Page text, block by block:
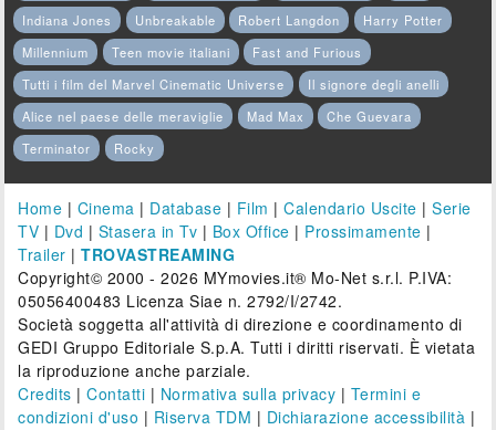
Indiana Jones
Unbreakable Robert Langdon
Harry Potter
Millennium
Teen movie italiani
Fast and Furious
Tutti i film del Marvel Cinematic Universe
Il signore degli anelli
Alice nel paese delle meraviglie
Mad Max
Che Guevara
Terminator
Rocky
Home | Cinema | Database | Film |Calendario Uscite |Serie
TV | Dvd | Stasera in Tv | Box Office | Prossimamente |
Trailer |TROVASTREAMING
Copyright© 2000 - 2026 MYmovies.it® Mo-Net s.r.l. P.IVA:
05056400483 Licenza Siae n. 2792/I/2742.
Società soggetta all'attività di direzione e coordinamento di
GEDI Gruppo Editoriale S.p.A. Tutti i diritti riservati. È vietata
la riproduzione anche parziale.
Credits |Contatti | Normativa sulla privacy | Termini e
condizioni d'uso | Riserva TDM | Dichiarazione accessibilità |